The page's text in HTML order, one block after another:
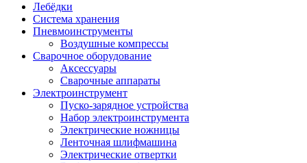
Лебёдки
Система хранения
Пневмоинструменты
Воздушные компрессы
Сварочное оборудование
Аксессуары
Сварочные аппараты
Электроинструмент
Пуско-зарядное устройства
Набор электроинструмента
Электрические ножницы
Ленточная шлифмашина
Электрические отвертки